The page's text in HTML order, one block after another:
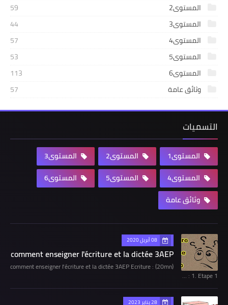
المستوى2
59
المستوى3
44
المستوى4
57
المستوى5
53
المستوى6
113
وثائق عامة
57
التسميات
المستوى1 المستوى2
المستوى3
المستوى4
المستوى5
المستوى6
وثائق عامة
08 أبريل 2020
comment enseigner l'écriture et la dictée 3AEP
comment enseigner l'écriture et la dictée 3AEP Ecriture : (20mn)
1. Etape 1 : …
28 يناير 2023